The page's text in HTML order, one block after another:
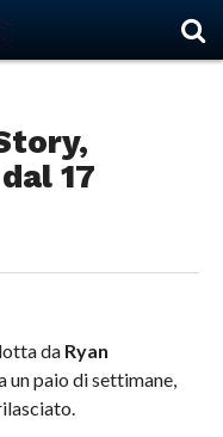
17
da Ryan
paio di settimane,